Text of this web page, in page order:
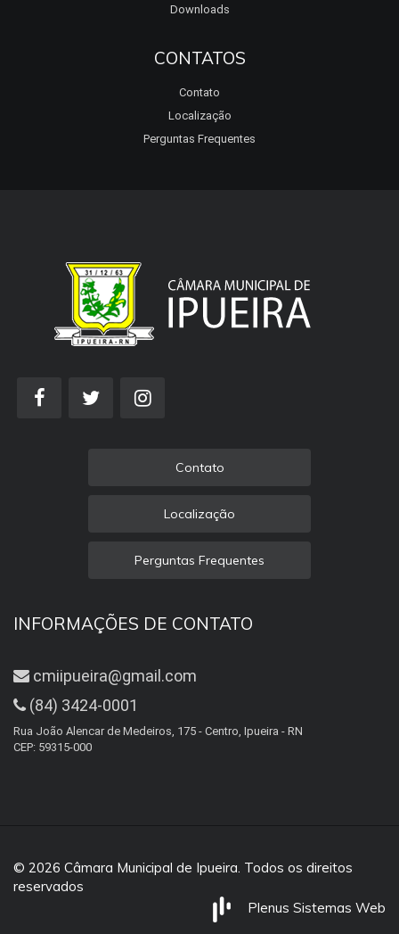
Downloads
CONTATOS
Contato
Localização
Perguntas Frequentes
Contato
Localização
Perguntas Frequentes
INFORMAÇÕES DE CONTATO
cmiipueira@gmail.com
(84) 3424-0001
Rua João Alencar de Medeiros, 175 - Centro, Ipueira - RN
CEP: 59315-000
© 2026 Câmara Municipal de Ipueira. Todos os direitos
reservados
Plenus Sistemas Web